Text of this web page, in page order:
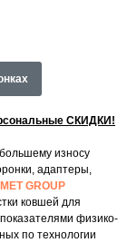
СКИДКИ!
износу
адаптеры,
GROUP
ковшей для
физико-
по технологии